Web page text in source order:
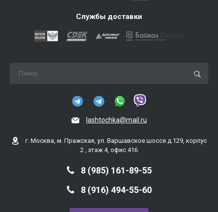
Службы доставки
lashtochka@mail.ru
г. Москва, м. Пражская, ул. Варшавское шоссе д.129, корпус
2 , этаж 4, офис 416
8 (985) 161-89-55
8 (916) 494-55-60